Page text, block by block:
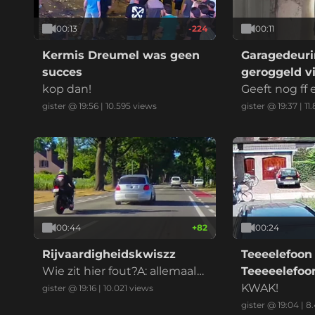
00:13 -224
Kermis Dreumel was geen
succes
kop dan!
gister @ 19:56 | 10.595 views
00:11
geroggeld
marktplaats
Geeft nog ff
at ik betaal
gister @ 19:37|
00:44 +82
Rijvaardigheidskwiszz
Wie zit hier fout?A: allemaal
B: iedereenC: alle betrokken
gister @ 19:16 | 10.021 views
00:24
KWAK!
gister @ 19:04|